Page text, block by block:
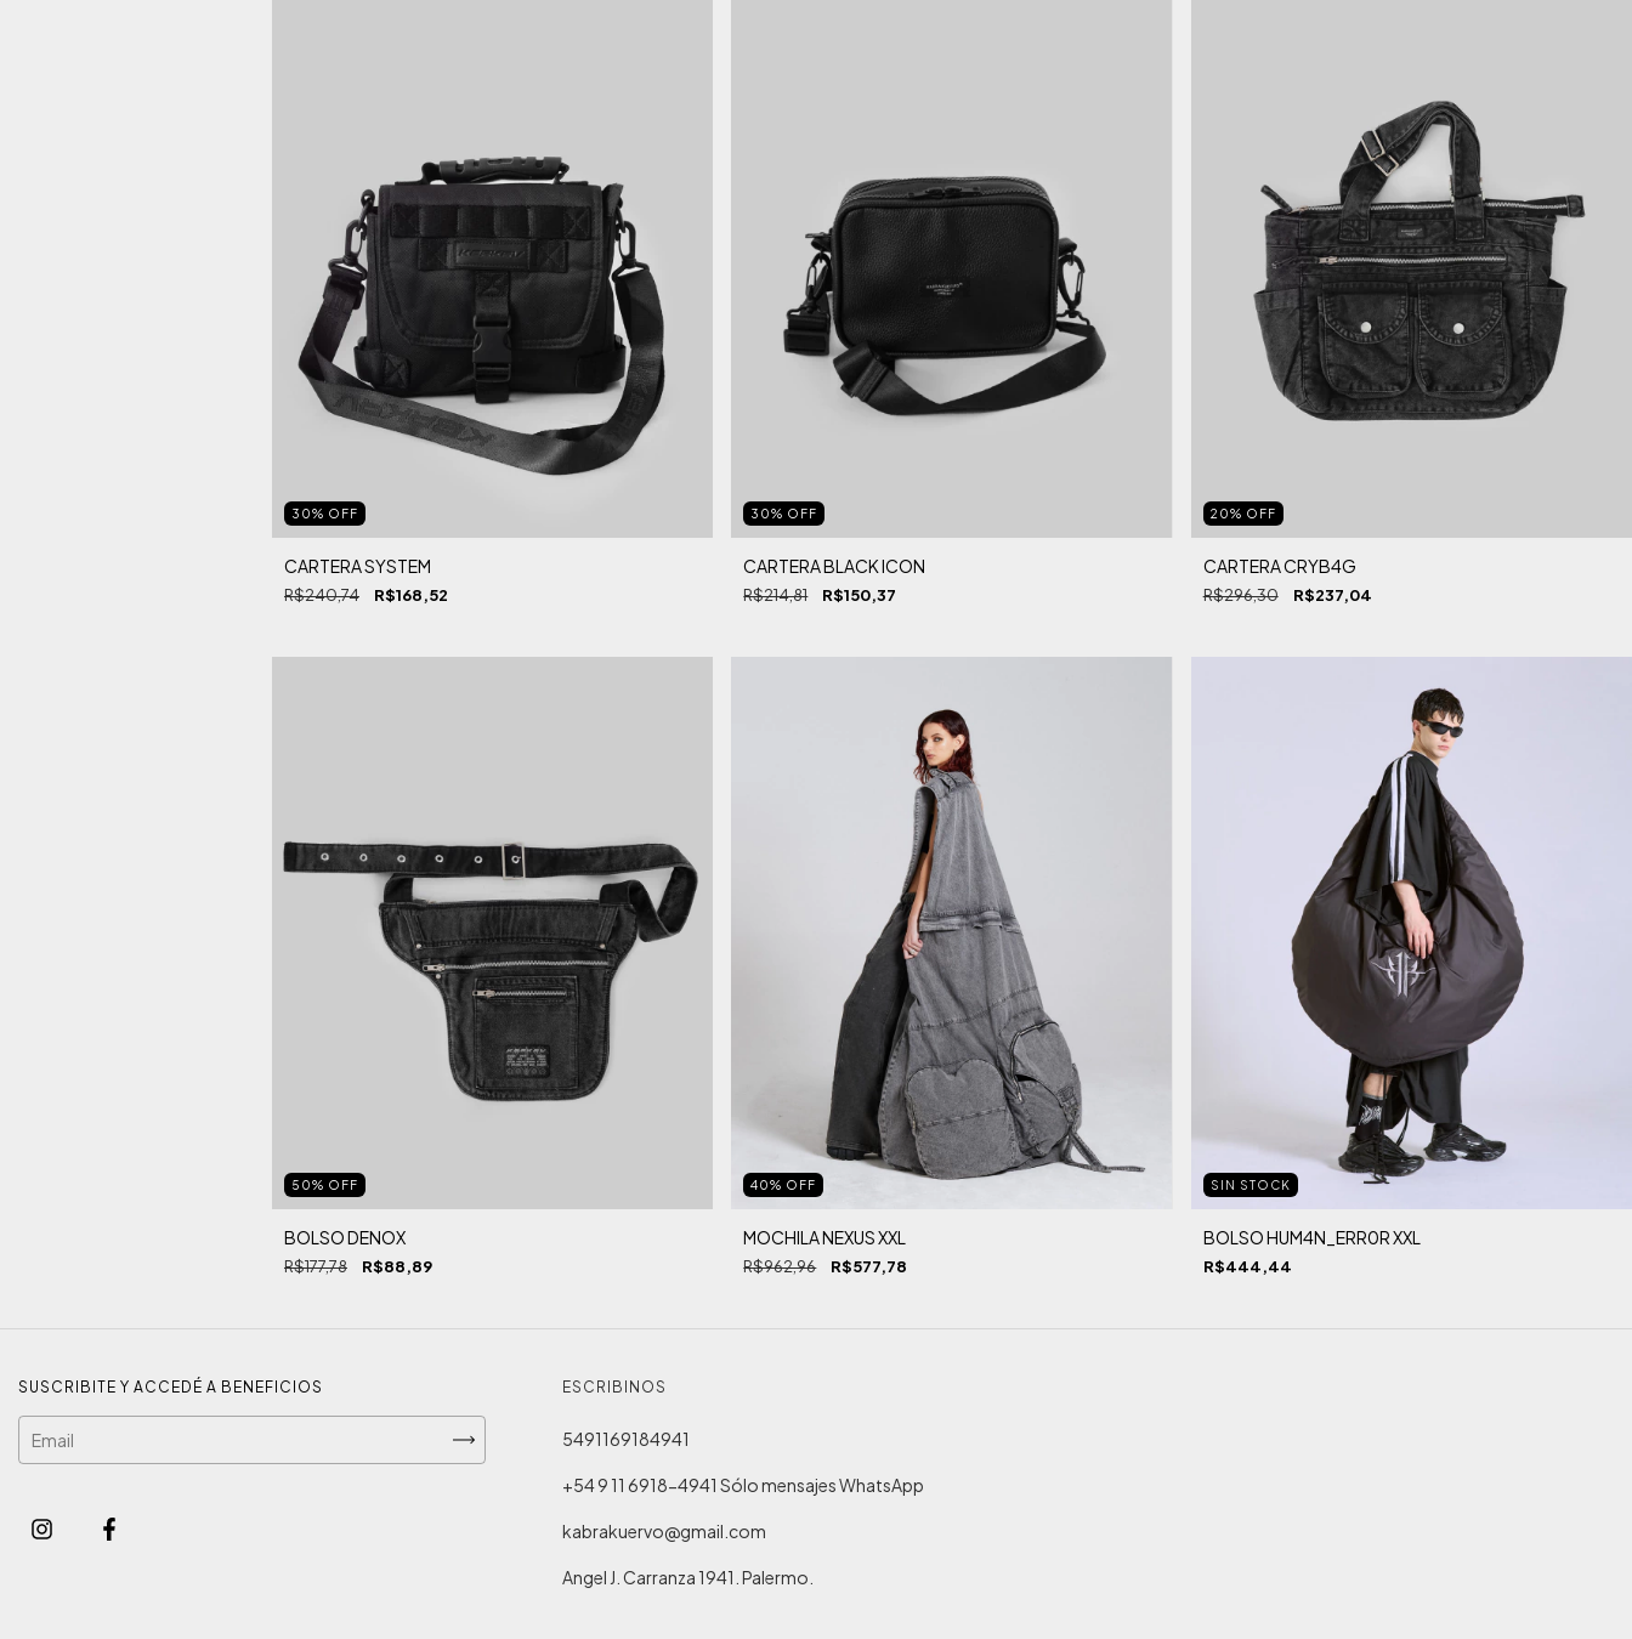
30% OFF
CARTERA SYSTEM
R$240,74 R$168,52
30% OFF
CARTERA BLACK ICON
R$214,81 R$150,37
20% OFF
CARTERA CRYB4G
R$296,30 R$237,04
50% OFF
BOLSO DENOX
R$177,78 R$88,89
40% OFF
MOCHILA NEXUS XXL
R$962,96 R$577,78
SIN STOCK
BOLSO HUM4N_ERR0R XXL
R$444,44
SUSCRIBITE Y ACCEDÉ A BENEFICIOS ESCRIBINOS
5491169184941
+54 9 11 6918-4941 Sólo mensajes WhatsApp
kabrakuervo@gmail.com
Angel J. Carranza 1941. Palermo.